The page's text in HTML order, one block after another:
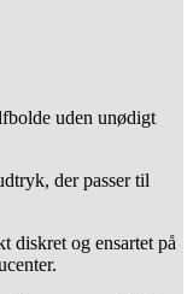
uden unødigt
der passer til
diskret og ensartet på